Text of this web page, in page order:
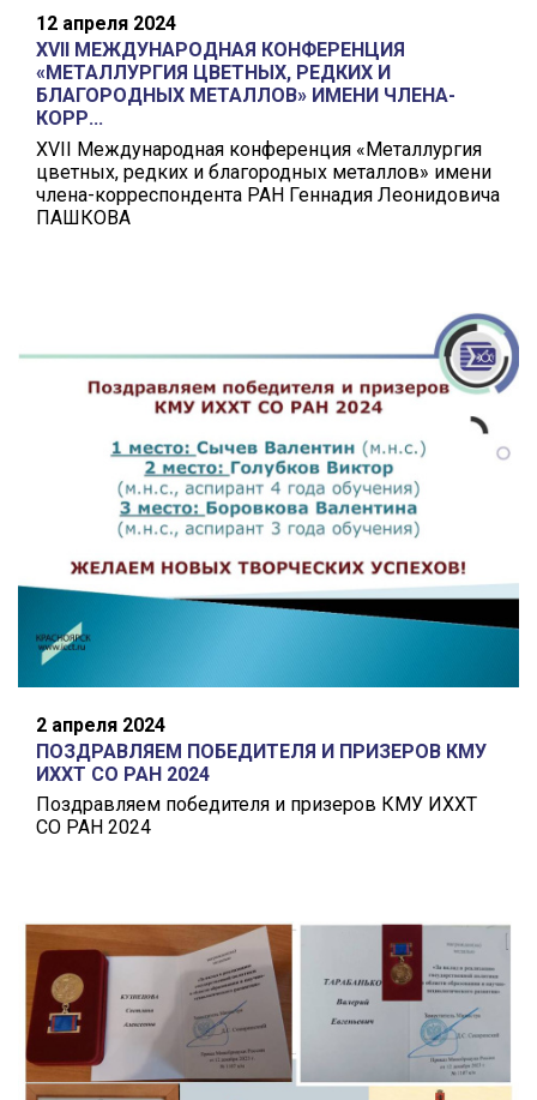
12 апреля 2024
XVII МЕЖДУНАРОДНАЯ КОНФЕРЕНЦИЯ
«МЕТАЛЛУРГИЯ ЦВЕТНЫХ, РЕДКИХ И
БЛАГОРОДНЫХ МЕТАЛЛОВ» ИМЕНИ ЧЛЕНА-
КОРР...
XVII Международная конференция «Металлургия
цветных, редких и благородных металлов» имени
члена-корреспондента РАН Геннадия Леонидовича
ПАШКОВА
2 апреля 2024
ПОЗДРАВЛЯЕМ ПОБЕДИТЕЛЯ И ПРИЗЕРОВ КМУ
ИХХТ СО РАН 2024
Поздравляем победителя и призеров КМУ ИХХТ
СО РАН 2024